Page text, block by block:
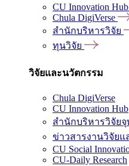
CU Innovation Hub
Chula DigiVerse
สำนักบริหารวิจัย
ทุนวิจัย
วิจัยและนวัตกรรม
Chula DigiVerse
CU Innovation Hub
สำนักบริหารวิจัยจุ
ข่าวสารงานวิจัยแ
CU Social
CU-Daily Research